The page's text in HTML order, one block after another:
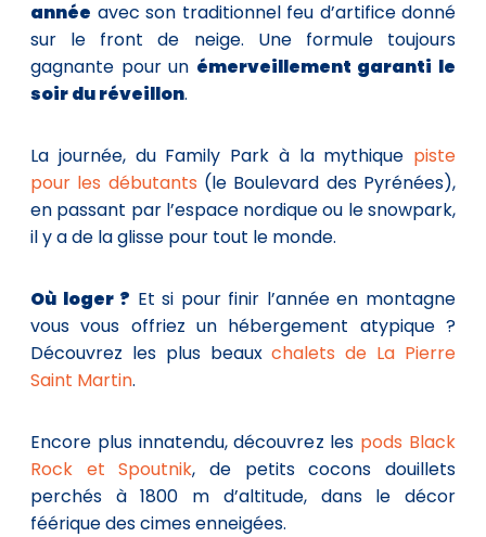
année avec son traditionnel feu d’artifice donné
sur le front de neige. Une formule toujours
gagnante pour un émerveillement garanti le
soir du réveillon.
La journée, du Family Park à la mythique piste
pour les débutants (le Boulevard des Pyrénées),
en passant par l’espace nordique ou le snowpark,
il y a de la glisse pour tout le monde.
Où loger ? Et si pour finir l’année en montagne
vous vous offriez un hébergement atypique ?
Découvrez les plus beauxchalets de La Pierre
Saint Martin.
Encore plus innatendu, découvrez les pods Black
Rock et Spoutnik, de petits cocons douillets
perchés à 1800 m d’altitude, dans le décor
féérique des cimes enneigées.